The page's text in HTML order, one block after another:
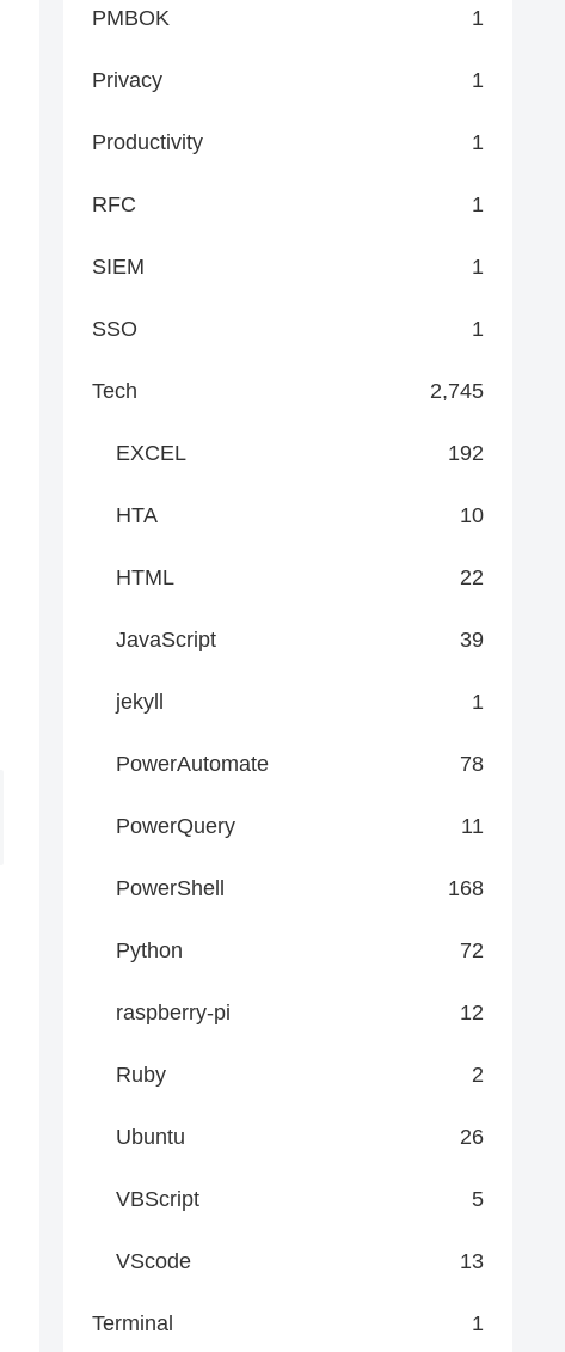
PMBOK 1
Privacy 1
Productivity 1
RFC 1
SIEM 1
SSO 1
Tech 2,745
EXCEL 192
HTA 10
HTML 22
JavaScript 39
jekyll 1
PowerAutomate 78
PowerQuery 11
PowerShell 168
Python 72
raspberry-pi 12
Ruby 2
Ubuntu 26
VBScript 5
VScode 13
Terminal 1